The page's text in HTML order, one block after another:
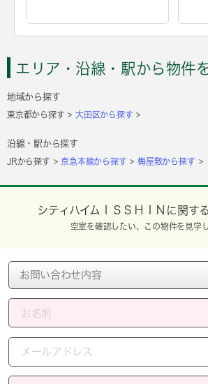
エリア・沿線・駅から物件
地域から探す
東京都から探す 大田区から探す
沿線・駅から探す
JRから探す 京急本線から探す 梅屋敷から探す
シティハイムＩＳＳＨＩＮに関す
空室を確認したい、この物件を見学